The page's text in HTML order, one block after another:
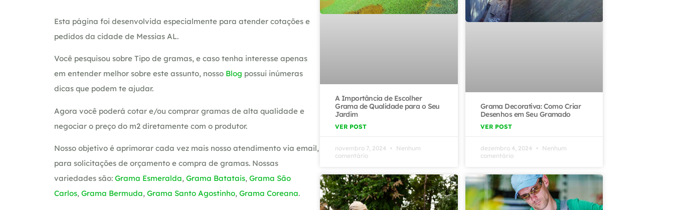
Esta página foi desenvolvida especialmente para atender cotações e
pedidos da cidade de Messias AL.
Você pesquisou sobre Tipo de gramas, e caso tenha interesse apenas
em entender melhor sobre este assunto, nosso Blog possui inúmeras
dicas que podem te ajudar.
Agora você poderá cotar e/ou comprar gramas de alta qualidade e
negociar o preço do m2 diretamente com o produtor.
Nosso objetivo é aprimorar cada vez mais nosso atendimento via email,
para solicitações de orçamento e compra de gramas. Nossas
variedades são: Grama Esmeralda, Grama Batatais, Grama São
Carlos, Grama Bermuda, Grama Santo Agostinho, Grama Coreana.
A Importância de Escolher
Grama de Qualidade para o Seu
Jardim
VER POST
novembro 7, 2024
Nenhum
comentário
Grama Decorativa: Como Criar
Desenhos em Seu Gramado
VER POST
dezembro 4, 2024
Nenhum
comentário